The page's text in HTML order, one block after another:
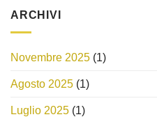
ARCHIVI
Novembre 2025 (1)
Agosto 2025 (1)
Luglio 2025 (1)